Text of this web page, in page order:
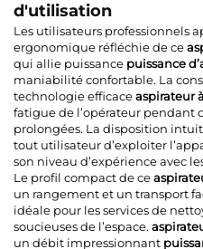
d'utilisation
Les utilisateurs professionnels
ergonomique réfléchie de ce
qui allie puissance puissance
maniabilité confortable. La
technologie efficaceaspirateur
fatigue de l’opérateur pendant
prolongées. La disposition
tout utilisateur d’exploiter
son niveau d’expérience avec
Le profil compact de ce
un rangement et un transport
idéale pour les services de
soucieuses de l’espace.
un débit impressionnant